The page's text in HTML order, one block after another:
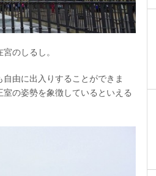
のしるし。
由に出入りすることができま
の姿勢を象徴しているといえる